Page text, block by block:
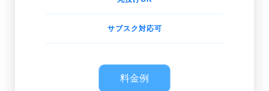
サブスク対応可
料金例